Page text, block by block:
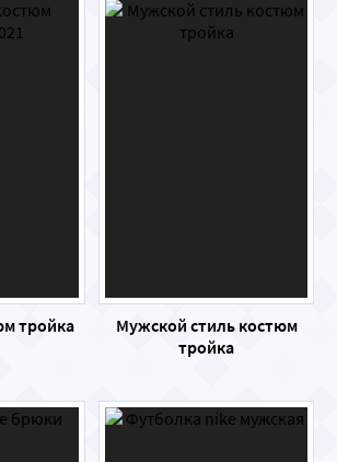
тройка
Мужской стиль костюм
тройка